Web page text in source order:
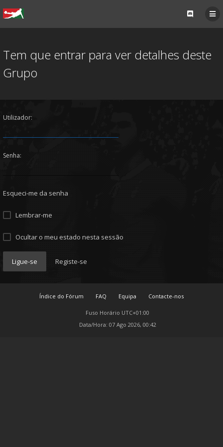
Tem que entrar para ver detalhes deste
Grupo
Utilizador:
Senha:
Esqueci-me da senha
Lembrar-me
Ocultar o meu estado nesta sessão
Ligue-se Registe-se
Índice do Fórum FAQ Equipa Contacte-nos
Fuso Horário UTC+01:00
Data/Hora: 07 Ago 2026, 00:42